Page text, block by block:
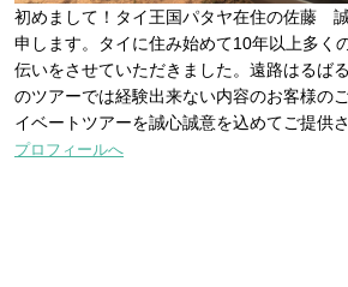
初めまして！タイ王国パタヤ在住の佐藤
申します。タイに住み始めて10年以上多く
伝いをさせていただきました。遠路はるば
のツアーでは経験出来ない内容のお客様の
イベートツアーを誠心誠意を込めてご提供
プロフィールへ